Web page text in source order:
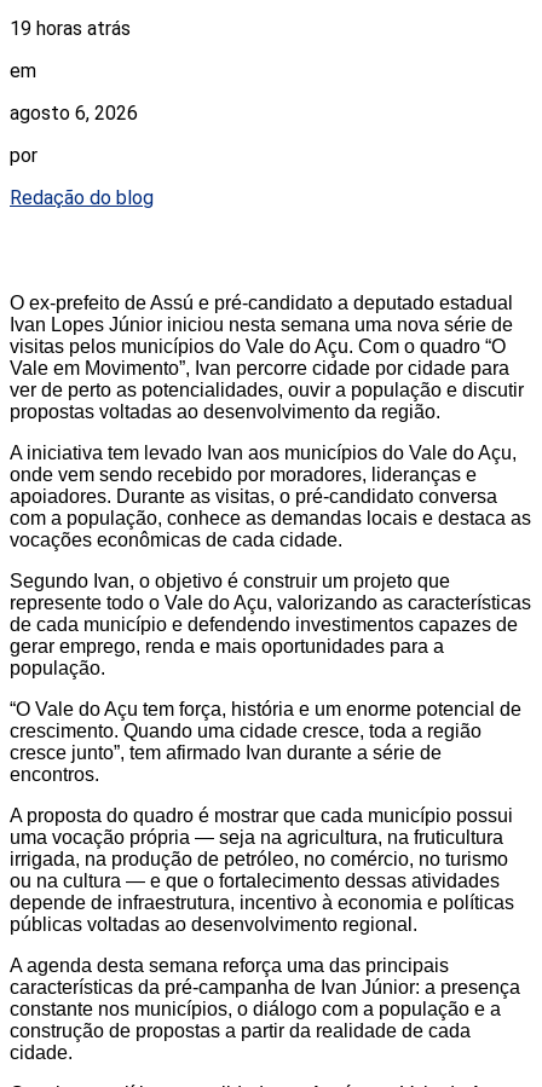
19 horas atrás
em
agosto 6, 2026
por
Redação do blog
O ex-prefeito de Assú e pré-candidato a deputado estadual
Ivan Lopes Júnior iniciou nesta semana uma nova série de
visitas pelos municípios do Vale do Açu. Com o quadro “O
Vale em Movimento”, Ivan percorre cidade por cidade para
ver de perto as potencialidades, ouvir a população e discutir
propostas voltadas ao desenvolvimento da região.
A iniciativa tem levado Ivan aos municípios do Vale do Açu,
onde vem sendo recebido por moradores, lideranças e
apoiadores. Durante as visitas, o pré-candidato conversa
com a população, conhece as demandas locais e destaca as
vocações econômicas de cada cidade.
Segundo Ivan, o objetivo é construir um projeto que
represente todo o Vale do Açu, valorizando as características
de cada município e defendendo investimentos capazes de
gerar emprego, renda e mais oportunidades para a
população.
“O Vale do Açu tem força, história e um enorme potencial de
crescimento. Quando uma cidade cresce, toda a região
cresce junto”, tem afirmado Ivan durante a série de
encontros.
A proposta do quadro é mostrar que cada município possui
uma vocação própria — seja na agricultura, na fruticultura
irrigada, na produção de petróleo, no comércio, no turismo
ou na cultura — e que o fortalecimento dessas atividades
depende de infraestrutura, incentivo à economia e políticas
públicas voltadas ao desenvolvimento regional.
A agenda desta semana reforça uma das principais
características da pré-campanha de Ivan Júnior: a presença
constante nos municípios, o diálogo com a população e a
construção de propostas a partir da realidade de cada
cidade.